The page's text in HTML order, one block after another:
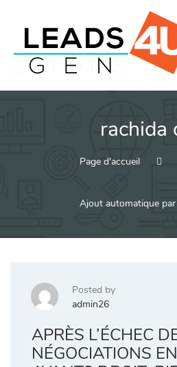
rachida
Page d'accueil
Ajout automatique
Posted by
admin26
APRÈS L’ÉCHEC
NÉGOCIATIONS